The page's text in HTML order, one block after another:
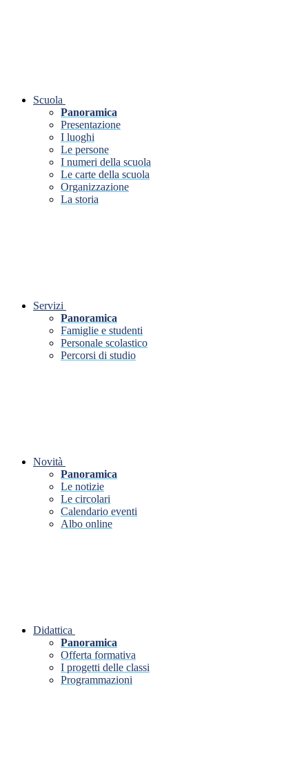
Scuola
Panoramica
Presentazione
I luoghi
Le persone
I numeri della scuola
Le carte della scuola
Organizzazione
La storia
Servizi
Panoramica
Famiglie e studenti
Personale scolastico
Percorsi di studio
Novità
Panoramica
Le notizie
Le circolari
Calendario eventi
Albo online
Didattica
Panoramica
Offerta formativa
I progetti delle classi
Programmazioni